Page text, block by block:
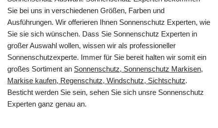
Sie bei uns in verschiedenen Größen, Farben und
Ausführungen. Wir offerieren Ihnen Sonnenschutz Experten, wie
Sie sie sich wünschen. Dass Sie Sonnenschutz Experten in
großer Auswahl wollen, wissen wir als professioneller
Sonnenschutzexperte. Immer für Sie bereit halten wir somit ein
großes Sortiment an Sonnenschutz, Sonnenschutz Markisen,
Markise kaufen, Regenschutz, Windschutz, Sichtschutz.
Besticht werden Sie sein, sehen Sie sich unsre Sonnenschutz
Experten ganz genau an.